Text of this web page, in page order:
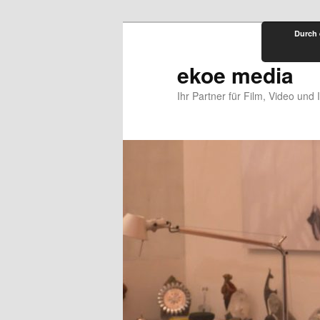
ekoe media
Ihr Partner für Film, Video und
Durch